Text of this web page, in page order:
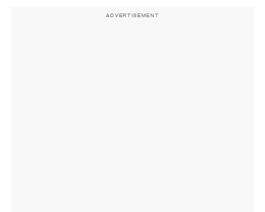
ADVERTISEMENT